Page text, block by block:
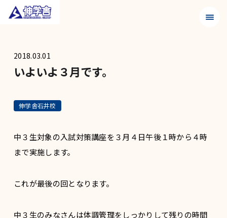
メニ
2018.03.01
いよいよ３月です。
伸学舎石井校
中３生対象の入試対策講座を３月４日午後１時から４時
まで実施します。
これが最後の回となります。
中３生のみなさんは体調管理をしっかりして残りの時間